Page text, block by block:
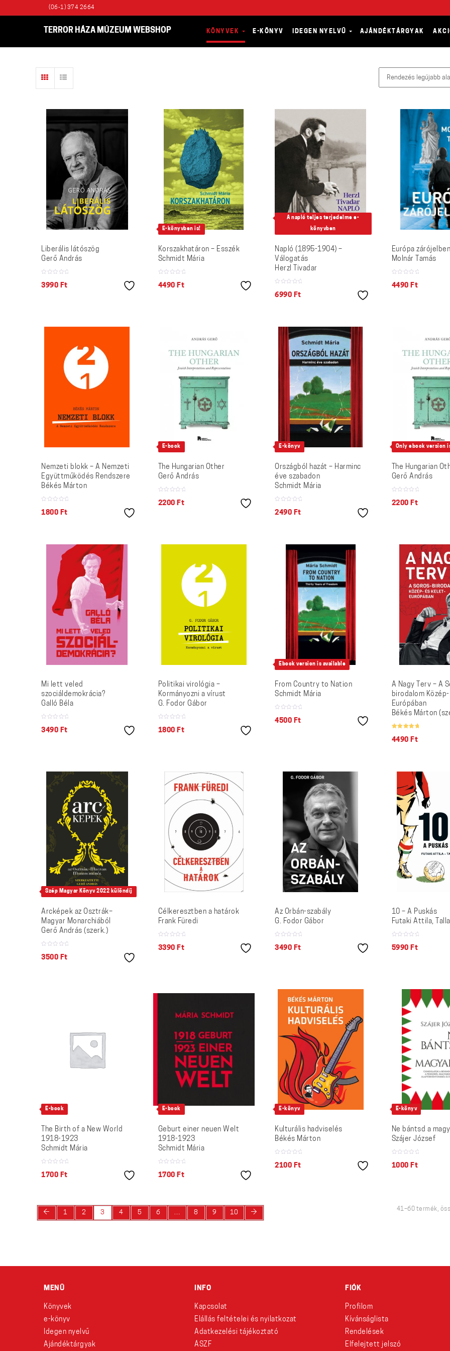
(06-1) 374 2664
TERROR HÁZA MÚZEUM WEBSHOP KÖNYVEK E-KÖNYV IDEGEN NYELVŰ AJÁNDÉKTÁRGYAK
Liberális látószög
Gerő András
3990 Ft
E-könyvben is!
Korszakhatáron – Esszék
Schmidt Mária
4490 Ft
A napló teljes terjedelme e-
könyvben
Napló (1895-1904) –
Válogatás
Herzl Tivadar
6990 Ft
Európa zárójelben
Molnár Tamás
4490 Ft
Nemzeti blokk – A Nemzeti
Együttműködés Rendszere
Békés Márton
1800 Ft
E-book
The Hungarian Other
Gerő András
2200 Ft
E-könyv
Országból hazát – Harminc
éve szabadon
Schmidt Mária
2490 Ft
Only ebook version
The Hungarian
Gerő András
2200 Ft
Mi lett veled
szociáldemokrácia?
Galló Béla
3490 Ft
Politikai virológia –
Kormányozni a vírust
G. Fodor Gábor
1800 Ft
Ebook version is available
From Country to Nation
Schmidt Mária
4500 Ft
A Nagy Terv – A
birodalom
Európában
Békés Márton
5.00/ 5
4490 Ft
Szép Magyar Könyv 2022 különdíj
Arcképek az Osztrák–
Magyar Monarchiából
Gerő András (szerk.)
3500 Ft
Célkeresztben a határok
Frank Füredi
3390 Ft
Az Orbán-szabály
G. Fodor Gábor
3490 Ft
10 – A Puskás
Futaki Attila,
5990 Ft
E-book
The Birth of a New World
1918-1923
Schmidt Mária
1700 Ft
E-book
Geburt einer neuen Welt
1918-1923
Schmidt Mária
1700 Ft
E-könyv
Kulturális hadviselés
Békés Márton
2100 Ft
E-könyv
Ne bántsd a
Szájer József
1000 Ft
← 1 2 3 4 5 6 … 8 9 10 → 41–60 termék,
MENÜ
Könyvek
e-könyv
Idegen nyelvű
Ajándéktárgyak
INFO
Kapcsolat
Elállás feltételei és nyilatkozat
Adatkezelési tájékoztató
ÁSZF
FIÓK
Profilom
Kívánságlista
Rendelések
Elfelejtett jelszó